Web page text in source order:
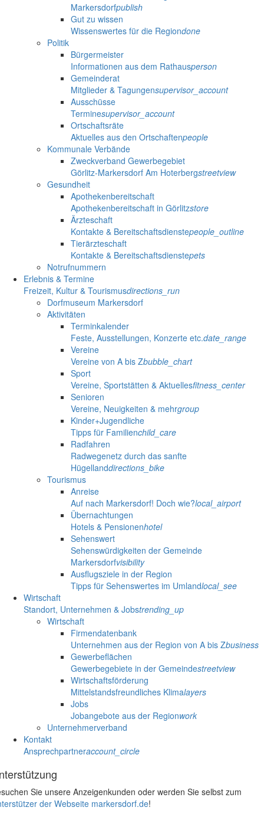
Markersdorfpublish
Gut zu wissen
Wissenswertes für die Regiondone
Politik
Bürgermeister
Informationen aus dem Rathausperson
Gemeinderat
Mitglieder & Tagungensupervisor_account
Ausschüsse
Terminesupervisor_account
Ortschaftsräte
Aktuelles aus den Ortschaftenpeople
Kommunale Verbände
Zweckverband Gewerbegebiet
Görlitz-Markersdorf Am Hoterbergstreetview
Gesundheit
Apothekenbereitschaft
Apothekenbereitschaft in Görlitzstore
Ärzteschaft
Kontakte & Bereitschaftsdienstepeople_outline
Tierärzteschaft
Kontakte & Bereitschaftsdienstepets
Notrufnummern
Erlebnis & Termine
Freizeit, Kultur & Tourismusdirections_run
Dorfmuseum Markersdorf
Aktivitäten
Terminkalender
Feste, Ausstellungen, Konzerte etc.date_range
Vereine
Vereine von A bis Zbubble_chart
Sport
Vereine, Sportstätten & Aktuellesfitness_center
Senioren
Vereine, Neuigkeiten & mehrgroup
Kinder+Jugendliche
Tipps für Familienchild_care
Radfahren
Radwegenetz durch das sanfte
Hügellanddirections_bike
Tourismus
Anreise
Auf nach Markersdorf! Doch wie?local_airport
Übernachtungen
Hotels & Pensionenhotel
Sehenswert
Sehenswürdigkeiten der Gemeinde
Markersdorfvisibility
Ausflugsziele in der Region
Tipps für Sehenswertes im Umlandlocal_see
Wirtschaft
Standort, Unternehmen & Jobstrending_up
Wirtschaft
Firmendatenbank
Unternehmen aus der Region von A bis Zbusiness
Gewerbeflächen
Gewerbegebiete in der Gemeindestreetview
Wirtschaftsförderung
Mittelstandsfreundliches Klimalayers
Jobs
Jobangebote aus der Regionwork
Unternehmerverband
Kontakt
Ansprechpartneraccount_circle
Sie unsere Anzeigenkunden oder werden Sie selbst zum
der Webseite markersdorf.de!